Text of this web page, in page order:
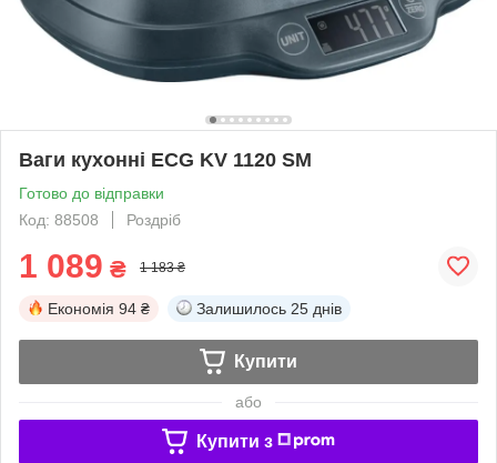
Ваги кухонні ECG KV 1120 SM
Готово до відправки
Код: 88508
Роздріб
1 089 ₴ 1 183 ₴
Економія 94 ₴ Залишилось 25 днів
Купити
або
Купити з